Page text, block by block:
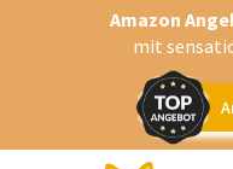
Amazon
mit